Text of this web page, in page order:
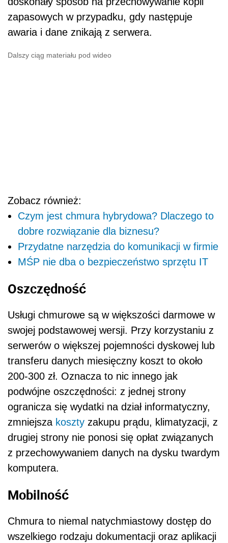
zapasowych w przypadku, gdy następuje
awaria i dane znikają z serwera.
Dalszy ciąg materiału pod wideo
Zobacz również:
Czym jest chmura hybrydowa? Dlaczego to
dobre rozwiązanie dla biznesu?
Przydatne narzędzia do komunikacji w firmie
MŚP nie dba o bezpieczeństwo sprzętu IT
Oszczędność
Usługi chmurowe są w większości darmowe w
swojej podstawowej wersji. Przy korzystaniu z
serwerów o większej pojemności dyskowej lub
transferu danych miesięczny koszt to około
200-300 zł. Oznacza to nic innego jak
podwójne oszczędności: z jednej strony
ogranicza się wydatki na dział informatyczny,
zmniejsza koszty zakupu prądu, klimatyzacji, z
drugiej strony nie ponosi się opłat związanych
z przechowywaniem danych na dysku twardym
komputera.
Mobilność
Chmura to niemal natychmiastowy dostęp do
wszelkiego rodzaju dokumentacji oraz aplikacji